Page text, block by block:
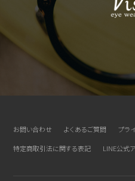
お問い合わせ よくあるご質問
プラ
特定商取引法に関する表記
LINE公式